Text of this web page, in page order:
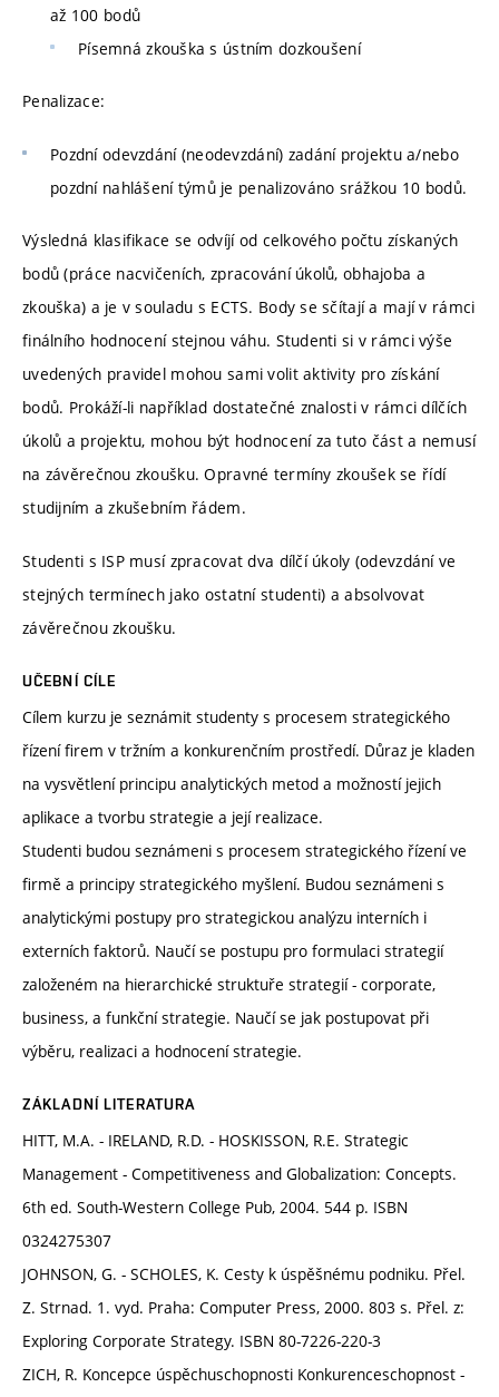
až 100 bodů
Písemná zkouška s ústním dozkoušení
Penalizace:
Pozdní odevzdání (neodevzdání) zadání projektu a/nebo
pozdní nahlášení týmů je penalizováno srážkou 10 bodů.
Výsledná klasifikace se odvíjí od celkového počtu získaných
bodů (práce nacvičeních, zpracování úkolů, obhajoba a
zkouška) a je v souladu s ECTS. Body se sčítají a mají v rámci
finálního hodnocení stejnou váhu. Studenti si v rámci výše
uvedených pravidel mohou sami volit aktivity pro získání
bodů. Prokáží-li například dostatečné znalosti v rámci dílčích
úkolů a projektu, mohou být hodnocení za tuto část a nemusí
na závěrečnou zkoušku. Opravné termíny zkoušek se řídí
studijním a zkušebním řádem.
Studenti s ISP musí zpracovat dva dílčí úkoly (odevzdání ve
stejných termínech jako ostatní studenti) a absolvovat
závěrečnou zkoušku.
UČEBNÍ CÍLE
Cílem kurzu je seznámit studenty s procesem strategického
řízení firem v tržním a konkurenčním prostředí. Důraz je kladen
na vysvětlení principu analytických metod a možností jejich
aplikace a tvorbu strategie a její realizace.
Studenti budou seznámeni s procesem strategického řízení ve
firmě a principy strategického myšlení. Budou seznámeni s
analytickými postupy pro strategickou analýzu interních i
externích faktorů. Naučí se postupu pro formulaci strategií
založeném na hierarchické struktuře strategií - corporate,
business, a funkční strategie. Naučí se jak postupovat při
výběru, realizaci a hodnocení strategie.
ZÁKLADNÍ LITERATURA
HITT, M.A. - IRELAND, R.D. - HOSKISSON, R.E. Strategic
Management - Competitiveness and Globalization: Concepts.
6th ed. South-Western College Pub, 2004. 544 p. ISBN
0324275307
JOHNSON, G. - SCHOLES, K. Cesty k úspěšnému podniku. Přel.
Z. Strnad. 1. vyd. Praha: Computer Press, 2000. 803 s. Přel. z:
Exploring Corporate Strategy. ISBN 80-7226-220-3
ZICH, R. Koncepce úspěchuschopnosti Konkurenceschopnost -